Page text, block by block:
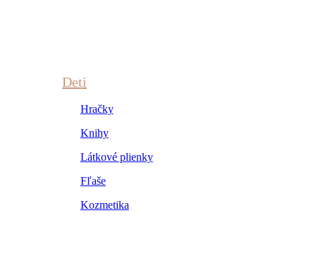
Deti
Hračky
Knihy
Látkové plienky
Fľaše
Kozmetika